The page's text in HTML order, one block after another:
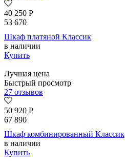
40 250 Р
53 670
Шкаф платяной Классик
в наличии
Купить
Лучшая цена
Быстрый просмотр
27 отзывов
50 920 Р
67 890
Шкаф комбинированный Классик
в наличии
Купить